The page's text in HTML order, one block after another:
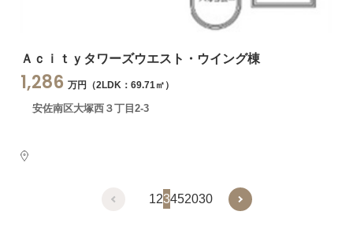
Ａｃｉｔｙタワーズウエスト・ウイング棟
1,286 万円（2LDK：69.71㎡）
安佐南区大塚西３丁目2-3
123452030